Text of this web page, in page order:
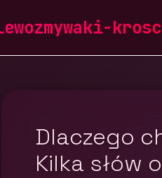
Przemysł spożywczy
Dlaczego
Kilka słów